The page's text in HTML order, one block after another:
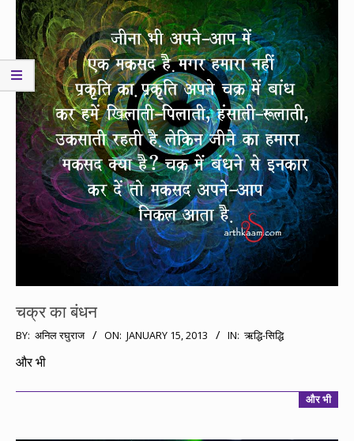
चक्र का बंधन
2013-
01-
BY: अनिल रघुराज ON: JANUARY 15, 2013 IN: ऋद्धि-सिद्धि
और भी
और भी